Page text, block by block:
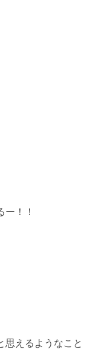
！！
思えるようなこと